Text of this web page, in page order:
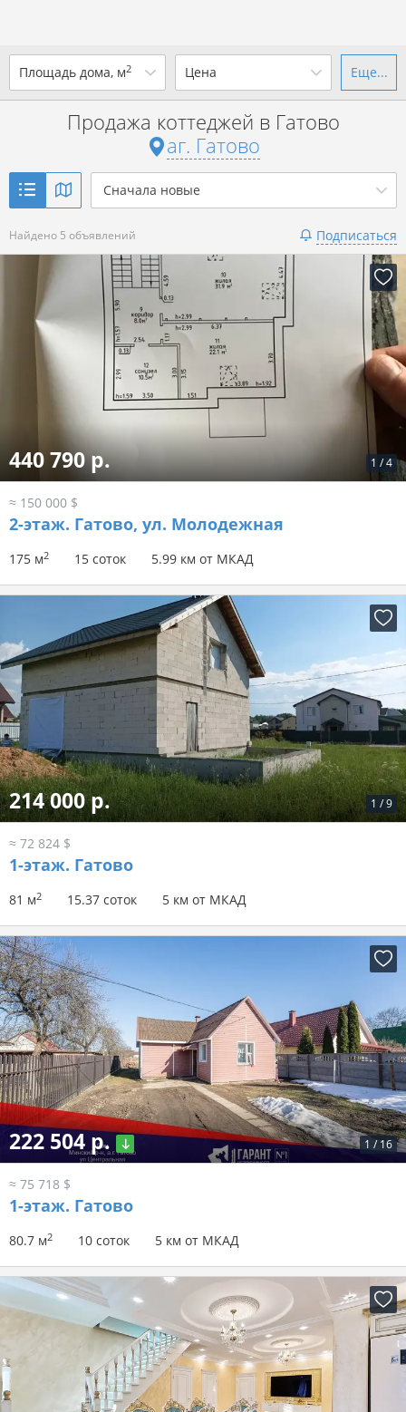
Площадь дома, м2
до
Показать 5 объявлений
Цена
от до
р. за всё
Показать 5 объявлений
Еще...
Продажа коттеджей в Гатово
аг. Гатово
Сначала новые
Найдено 5 объявлений Подписаться
1 /4
440 790 р.
≈ 150 000 $
2-этаж. Гатово, ул. Молодежная
175 м2 15 соток 5.99 км от МКАД
1 /9
214 000 р.
≈ 72 824 $
1-этаж. Гатово
81 м2 15.37 соток 5 км от МКАД
1 / 16
222 504 р.
≈ 75 718 $
1-этаж. Гатово
80.7 м2 10 соток 5 км от МКАД
Ваш город -аг. Гатово?
Выбрать город